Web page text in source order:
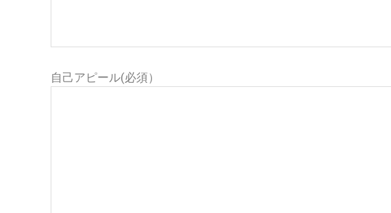
自己アピール(必須）